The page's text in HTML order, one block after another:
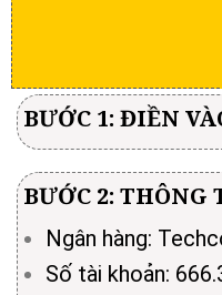
BƯỚC 1: ĐIỀN
BƯỚC 2: THÔNG
Ngân hàng:
Số tài khoản: